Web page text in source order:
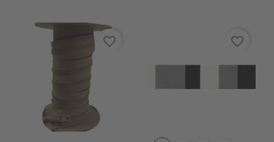
favorite_border favorite_border